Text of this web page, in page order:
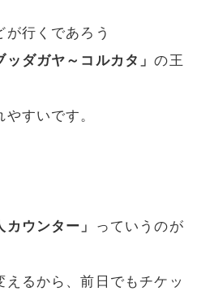
が行くであろう
ッダガヤ～コルカタ」の王
すいです。
カウンター」
っていうのが
るから、前日でもチケッ